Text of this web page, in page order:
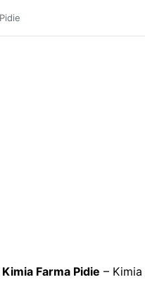
Pidie
Farma Pidie –